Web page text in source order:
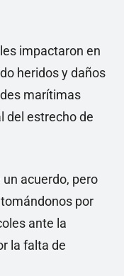
impactaron en
heridos y daños
marítimas
del estrecho de
acuerdo, pero
por
ante la
la falta de